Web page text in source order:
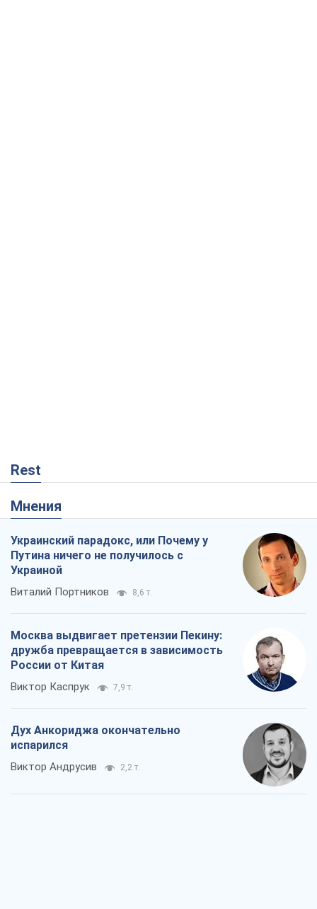
Rest
Мнения
Украинский парадокс, или Почему у
Путина ничего не получилось с
Украиной
Виталий Портников 8,6 т.
Москва выдвигает претензии Пекину:
дружба превращается в зависимость
России от Китая
Виктор Каспрук 7,9 т.
Дух Анкориджа окончательно
испарился
Виктор Андрусив 2,2 т.